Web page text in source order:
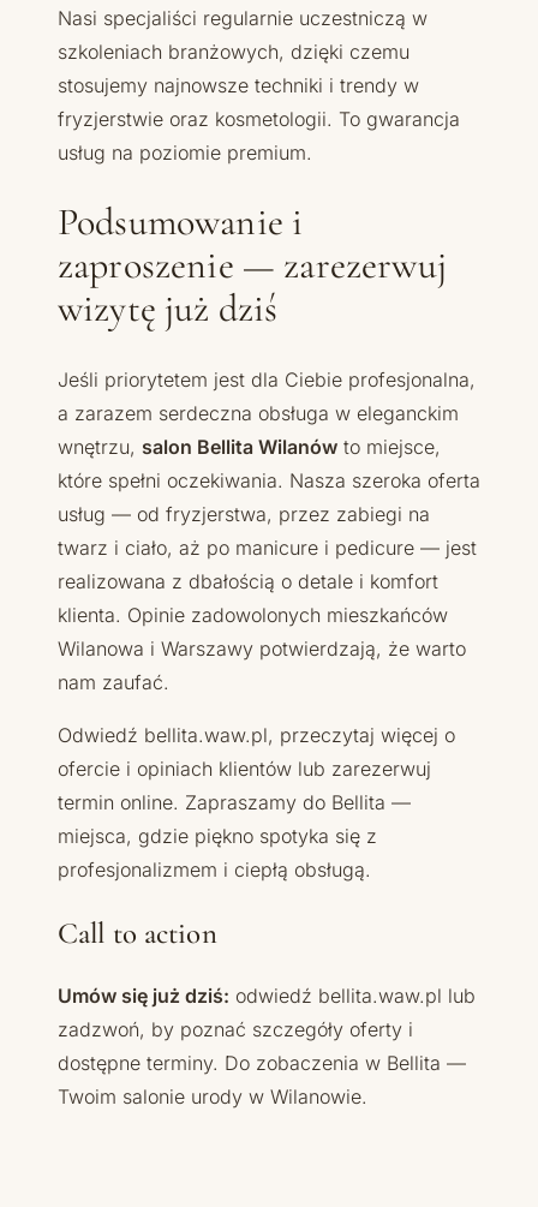
Nasi specjaliści regularnie uczestniczą w
szkoleniach branżowych, dzięki czemu
stosujemy najnowsze techniki i trendy w
fryzjerstwie oraz kosmetologii. To gwarancja
usług na poziomie premium.
Podsumowanie i
zaproszenie — zarezerwuj
wizytę już dziś
Jeśli priorytetem jest dla Ciebie profesjonalna,
a zarazem serdeczna obsługa w eleganckim
wnętrzu, salon Bellita Wilanów to miejsce,
które spełni oczekiwania. Nasza szeroka oferta
usług — od fryzjerstwa, przez zabiegi na
twarz i ciało, aż po manicure i pedicure — jest
realizowana z dbałością o detale i komfort
klienta. Opinie zadowolonych mieszkańców
Wilanowa i Warszawy potwierdzają, że warto
nam zaufać.
Odwiedź bellita.waw.pl, przeczytaj więcej o
ofercie i opiniach klientów lub zarezerwuj
termin online. Zapraszamy do Bellita —
miejsca, gdzie piękno spotyka się z
profesjonalizmem i ciepłą obsługą.
Call to action
Umów się już dziś: odwiedź bellita.waw.pl lub
zadzwoń, by poznać szczegóły oferty i
dostępne terminy. Do zobaczenia w Bellita —
Twoim salonie urody w Wilanowie.